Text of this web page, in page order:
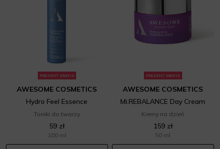
PREZENT GRATIS
AWESOME COSMETICS
Hydro Feel Essence
Toniki do twarzy
59 zł
100 ml
PREZENT GRATIS
AWESOME COSMETICS
Mi:REBALANCE Day Cream
Kremy na dzień
159 zł
50 ml